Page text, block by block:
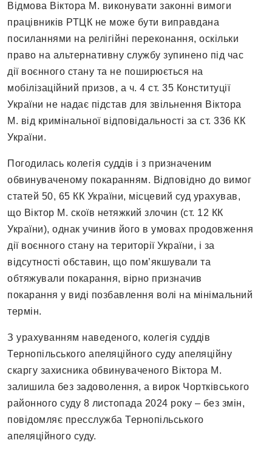
Відмова Віктора М. виконувати законні вимоги
працівників РТЦК не може бути виправдана
посиланнями на релігійні переконання, оскільки
право на альтернативну службу зупинено під час
дії воєнного стану та не поширюється на
мобілізаційний призов, а ч. 4 ст. 35 Конституції
України не надає підстав для звільнення Віктора
М. від кримінальної відповідальності за ст. 336 КК
України.
Погодилась колегія суддів і з призначеним
обвинуваченому покаранням. Відповідно до вимог
статей 50, 65 КК України, місцевий суд урахував,
що Віктор М. скоїв нетяжкий злочин (ст. 12 КК
України), однак учинив його в умовах продовження
дії воєнного стану на території України, і за
відсутності обставин, що пом’якшували та
обтяжували покарання, вірно призначив
покарання у виді позбавлення волі на мінімальний
термін.
З урахуванням наведеного, колегія суддів
Тернопільського апеляційного суду апеляційну
скаргу захисника обвинуваченого Віктора М.
залишила без задоволення, а вирок Чортківського
районного суду 8 листопада 2024 року – без змін,
повідомляє пресслужба Тернопільського
апеляційного суду.